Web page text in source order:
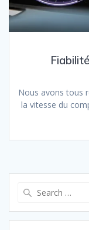
Nous avons tous
la vitesse du